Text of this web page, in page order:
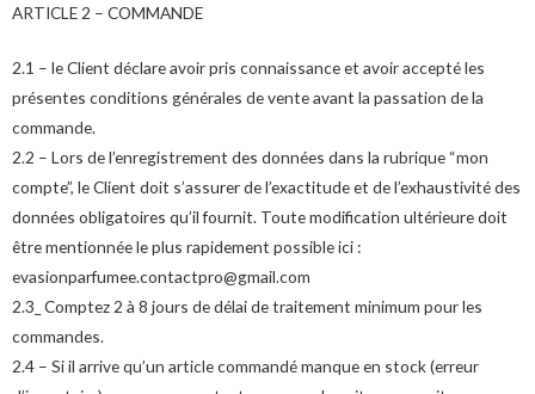
ARTICLE 2 – COMMANDE
2.1 – le Client déclare avoir pris connaissance et avoir accepté les
présentes conditions générales de vente avant la passation de la
commande.
2.2 – Lors de l’enregistrement des données dans la rubrique “mon
compte”, le Client doit s’assurer de l’exactitude et de l’exhaustivité des
données obligatoires qu’il fournit. Toute modification ultérieure doit
être mentionnée le plus rapidement possible ici :
evasionparfumee.contactpro@gmail.com
2.3_ Comptez 2 à 8 jours de délai de traitement minimum pour les
commandes.
2.4 – Si il arrive qu’un article commandé manque en stock (erreur